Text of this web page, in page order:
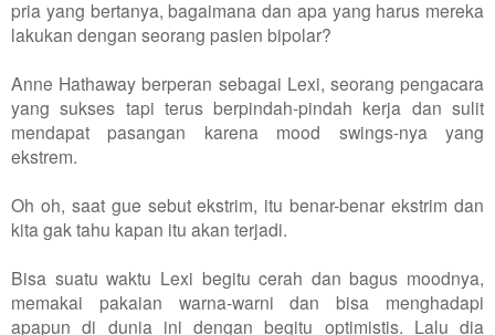
pria yang bertanya, bagaimana dan apa yang harus mereka
lakukan dengan seorang pasien bipolar?
Anne Hathaway berperan sebagai Lexi, seorang pengacara
yang sukses tapi terus berpindah-pindah kerja dan sulit
mendapat pasangan karena mood swings-nya yang
ekstrem.
Oh oh, saat gue sebut ekstrim, itu benar-benar ekstrim dan
kita gak tahu kapan itu akan terjadi.
Bisa suatu waktu Lexi begitu cerah dan bagus moodnya,
memakai pakaian warna-warni dan bisa menghadapi
apapun di dunia ini dengan begitu optimistis. Lalu dia